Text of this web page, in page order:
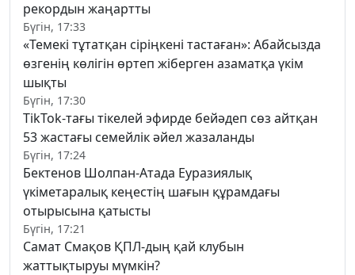
рекордын жаңартты
Бүгін, 17:33
«Темекі тұтатқан сіріңкені тастаған»: Абайсызда
өзгенің көлігін өртеп жіберген азаматқа үкім
шықты
Бүгін, 17:30
TikTok-тағы тікелей эфирде бейәдеп сөз айтқан
53 жастағы семейлік әйел жазаланды
Бүгін, 17:24
Бектенов Шолпан-Атада Еуразиялық
үкіметаралық кеңестің шағын құрамдағы
отырысына қатысты
Бүгін, 17:21
Самат Смақов ҚПЛ-дың қай клубын
жаттықтыруы мүмкін?